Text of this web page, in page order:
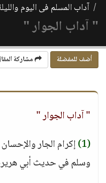
آداب المسلم فى اليوم
" آداب الجوار "
أضف للمفضلة مشاركة
" آداب الجوار "
(1)
إكرام الجار
وسلم في حديث أبي